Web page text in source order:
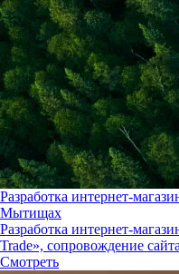
Разработка интернет-
Мытищах
Разработка интернет-
Trade», сопровождение
Смотреть